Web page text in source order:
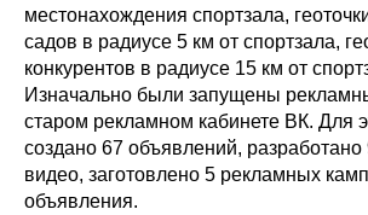
местонахождения спортзала,
садов в радиусе 5 км от спортзала,
конкурентов в радиусе 15 км от
Изначально были запущены
старом рекламном кабинете ВК. Для
создано 67 объявлений,
видео, заготовлено 5 рекламных
объявления.